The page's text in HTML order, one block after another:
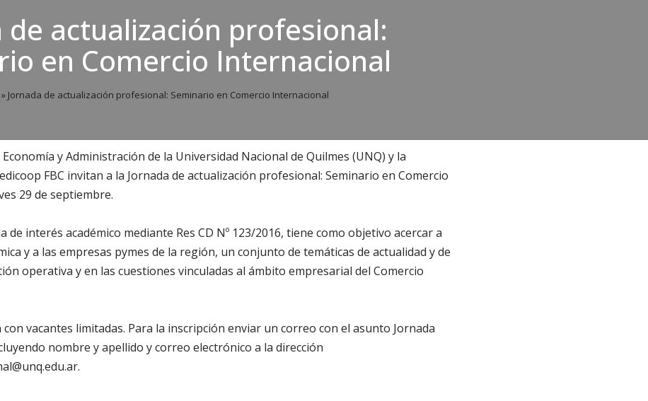
de actualización profesional:
en Comercio Internacional
» Jornada de actualización profesional: Seminario en Comercio Internacional
y Administración de la Universidad Nacional de Quilmes (UNQ) y la
FBC invitan a la Jornada de actualización profesional: Seminario en Comercio
29 de septiembre.
de interés académico mediante Res CD Nº 123/2016, tiene como objetivo acercar a
y a las empresas pymes de la región, un conjunto de temáticas de actualidad y de
operativa y en las cuestiones vinculadas al ámbito empresarial del Comercio
vacantes limitadas. Para la inscripción enviar un correo con el asunto Jornada
nombre y apellido y correo electrónico a la dirección